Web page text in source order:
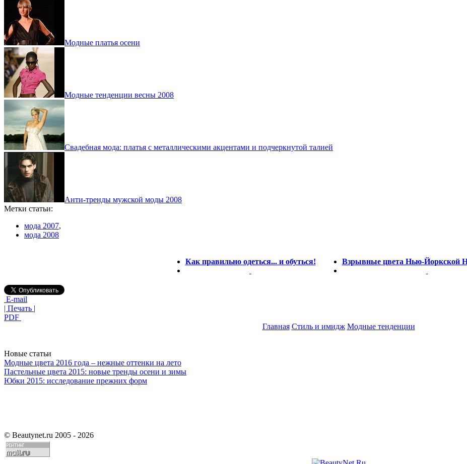
Модные платья осени
Модные тенденции весны 2008
Свадебная мода: платья с металлическими акцентами и подчеркнутой талией
Анти-тренды мужской моды 2008
Метки статьи:
мода 2007,
мода 2008
Как правильно одеться... и обуться! Взрывные цвета Нью-Йоркской
E-mail
| Печать |
PDF
Главная Стиль и имидж Модные тенденции
Новые статьи
Модные цвета 2016 года – нежные оттенки на лето
Пастельные цвета 2015: новые тренды осени и зимы
Юбки 2015: исследование прежних форм
© Beautynet.ru 2005 - 2026